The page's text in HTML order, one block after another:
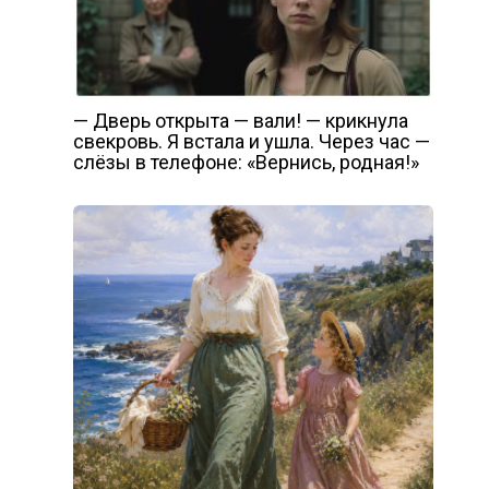
— Дверь открыта — вали! — крикнула
свекровь. Я встала и ушла. Через час —
слёзы в телефоне: «Вернись, родная!»